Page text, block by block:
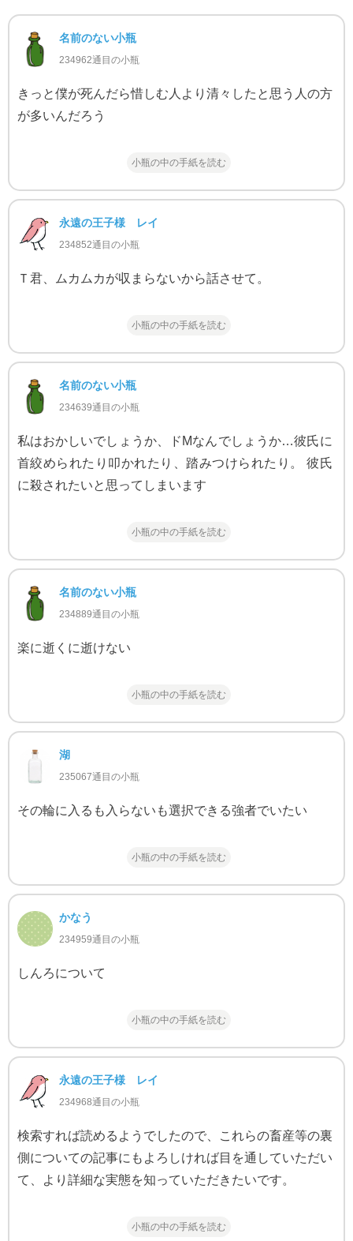
名前のない小瓶
234962通目の小瓶
きっと僕が死んだら惜しむ人より清々したと思う人の方
が多いんだろう
小瓶の中の手紙を読む
永遠の王子様 レイ
234852通目の小瓶
Ｔ君、ムカムカが収まらないから話させて。
小瓶の中の手紙を読む
名前のない小瓶
234639通目の小瓶
私はおかしいでしょうか、ドMなんでしょうか…彼氏に
首絞められたり叩かれたり、踏みつけられたり。 彼氏
に殺されたいと思ってしまいます
小瓶の中の手紙を読む
名前のない小瓶
234889通目の小瓶
楽に逝くに逝けない
小瓶の中の手紙を読む
湖
235067通目の小瓶
その輪に入るも入らないも選択できる強者でいたい
小瓶の中の手紙を読む
かなう
234959通目の小瓶
しんろについて
小瓶の中の手紙を読む
永遠の王子様 レイ
234968通目の小瓶
検索すれば読めるようでしたので、これらの畜産等の裏
側についての記事にもよろしければ目を通していただい
て、より詳細な実態を知っていただきたいです。
小瓶の中の手紙を読む